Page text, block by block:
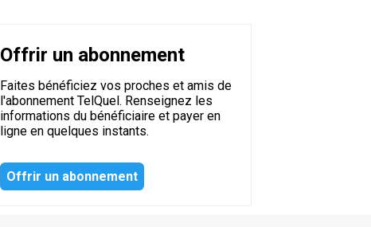
Offrir un abonnement
Faites bénéficiez vos proches et amis de
l'abonnement TelQuel. Renseignez les
informations du bénéficiaire et payer en
ligne en quelques instants.
Offrir un abonnement